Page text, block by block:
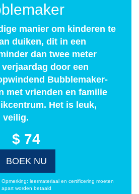
manier om kinderen te
duiken, dit in een
dan twee meter
door een
Bubblemaker-
met vrienden en familie
Het is leuk,
veilig.
$ 74
BOEK NU
leermateriaal en certificering moeten
apart worden betaald